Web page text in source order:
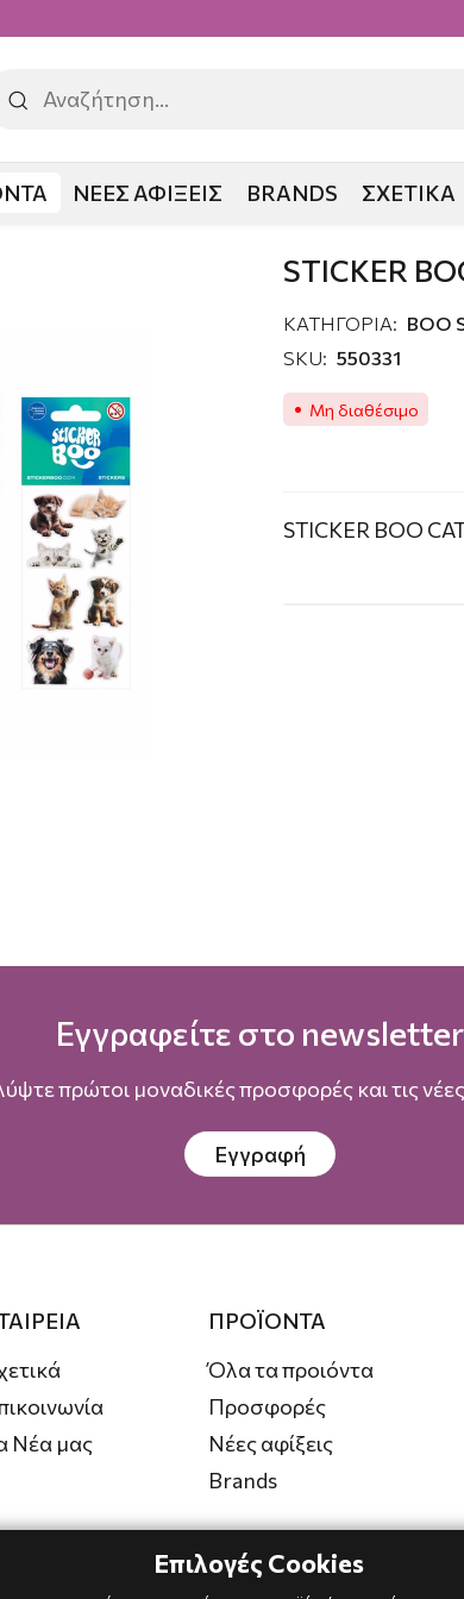
ΝΕΕΣ ΑΦΙΞΕΙΣ BRANDS ΣΧΕΤΙΚΑ
STICKER
ΚΑΤΗΓΟΡΙΑ: ΒΟΟ
SKU: 550331
Μη διαθέσιμο
STICKER BOO
Εγγραφείτε στο newsletter
πρώτοι μοναδικές προσφορές και τις
Εγγραφή
Νέα μας
ΠΡΟΪΟΝΤΑ
Όλα τα προιόντα
Προσφορές
Νέες αφίξεις
Brands
Επιλογές Cookies